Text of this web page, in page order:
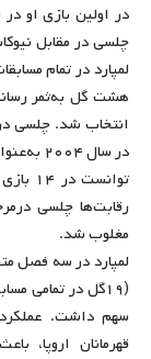
در سال
مغلوب شد.
سهم داشت.
قهرمانان